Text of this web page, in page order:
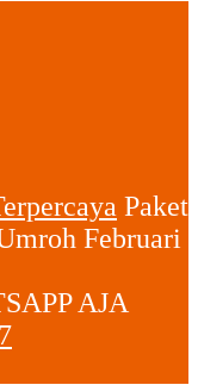
Paket
Februari
AJA